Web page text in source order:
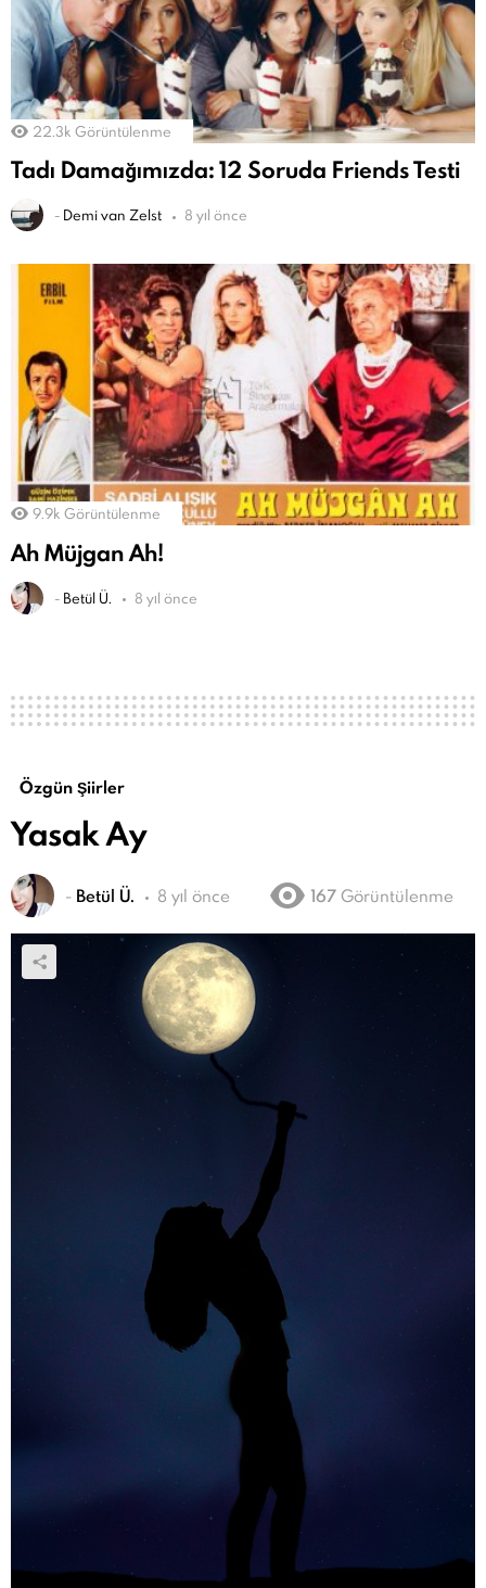
22.3k Görüntülenme
Tadı Damağımızda: 12 Soruda Friends Testi
- Demi van Zelst 8 yıl önce
9.9k Görüntülenme
Ah Müjgan Ah!
- Betül Ü. 8 yıl önce
Özgün Şiirler
Yasak Ay
- Betül Ü. 8 yıl önce 167 Görüntülenme